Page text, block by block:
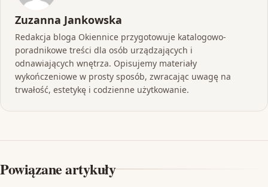
Zuzanna Jankowska
Redakcja bloga Okiennice przygotowuje katalogowo-
poradnikowe treści dla osób urządzających i
odnawiających wnętrza. Opisujemy materiały
wykończeniowe w prosty sposób, zwracając uwagę na
trwałość, estetykę i codzienne użytkowanie.
Powiązane artykuły